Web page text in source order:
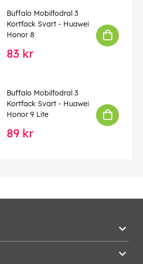
Buffalo Mobilfodral 3
Kortfack Svart - Huawei
Honor 8
83 kr
Buffalo Mobilfodral 3
Kortfack Svart - Huawei
Honor 9 Lite
89 kr